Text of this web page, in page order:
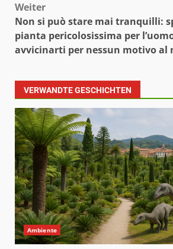
Weiter
Non si può stare mai tranquilli:
pianta pericolosissima per
avvicinarti per nessun motivo al
VERWANDTE GESCHICHTEN
Ambiente